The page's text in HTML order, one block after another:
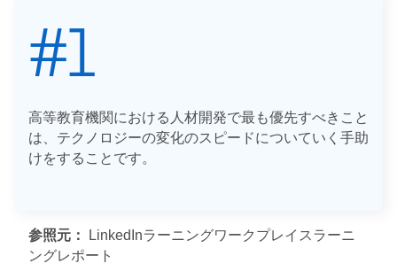
高等教育機関における人材開発で最も優先すべきこと
は、テクノロジーの変化のスピードについていく手助
けをすることです。
高等教育機関における人材開発で最も優先すべきこと
は、テクノロジーの変化のスピードについていく手助
参照元：
LinkedInラーニングワークプレイスラーニ
ングレポート